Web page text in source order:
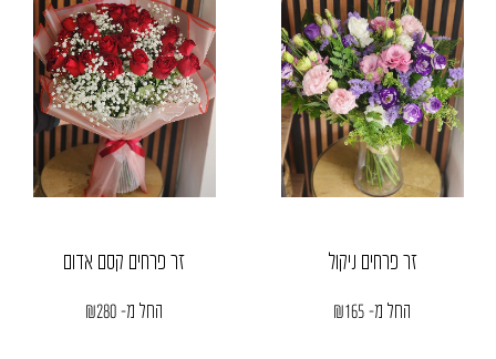
זר פרחים ניקול
החל מ- ₪165
זר פרחים קסם אדום
החל מ- ₪280